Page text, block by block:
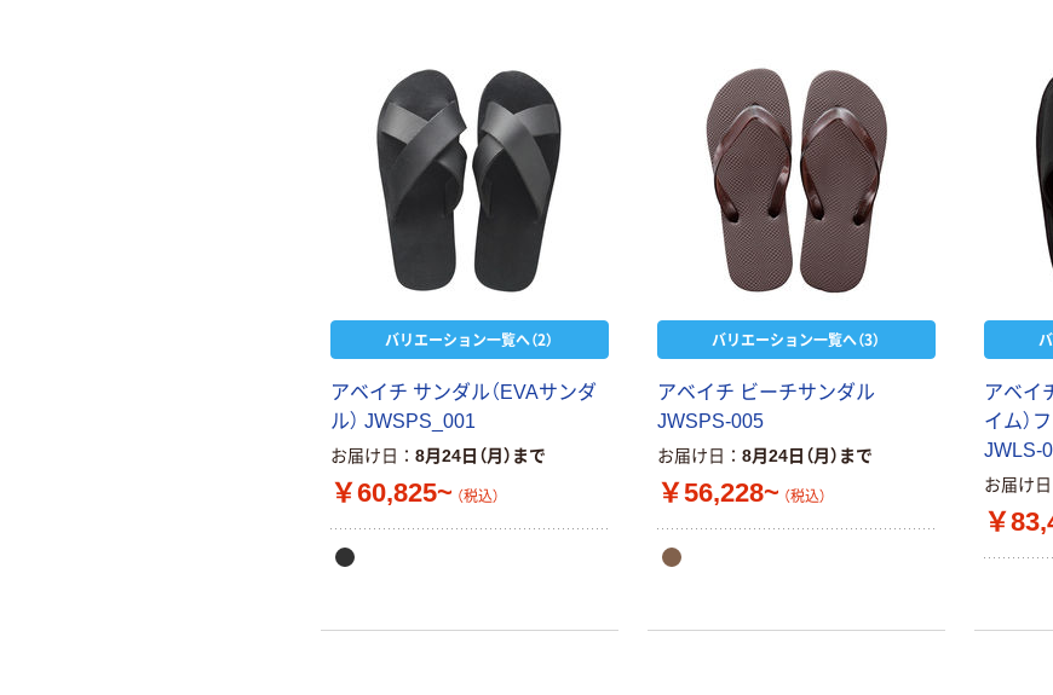
バリエーション一覧へ（2）
アベイチ サンダル（EVAサンダ
ル） JWSPS_001
お届け日 8月24日（月）まで
￥60,825~ （税込）
バリエーション一覧へ（3）
アベイチ ビーチサンダル
JWSPS-005
お届け日 8月24日（月）まで
￥56,228~ （税込）
アベイ
イム）
JWLS-
お届け日
￥